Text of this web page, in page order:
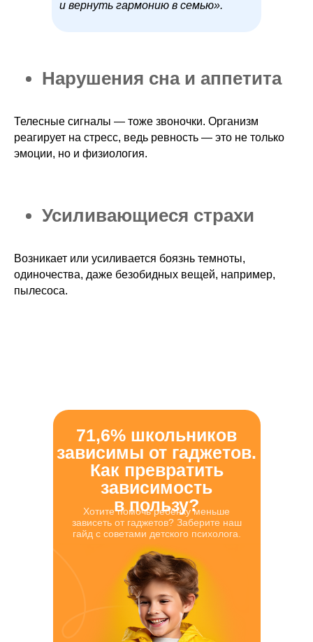
и вернуть гармонию в семью».
Нарушения сна и аппетита
Телесные сигналы — тоже звоночки. Организм
реагирует на стресс, ведь ревность — это не только
эмоции, но и физиология.
Усиливающиеся страхи
Возникает или усиливается боязнь темноты,
одиночества, даже безобидных вещей, например,
пылесоса.
Хотите помочь ребёнку меньше
зависеть от гаджетов? Заберите наш
гайд с советами детского психолога.
71,6% школьников
зависимы от гаджетов.
Как превратить
зависимость
в пользу?